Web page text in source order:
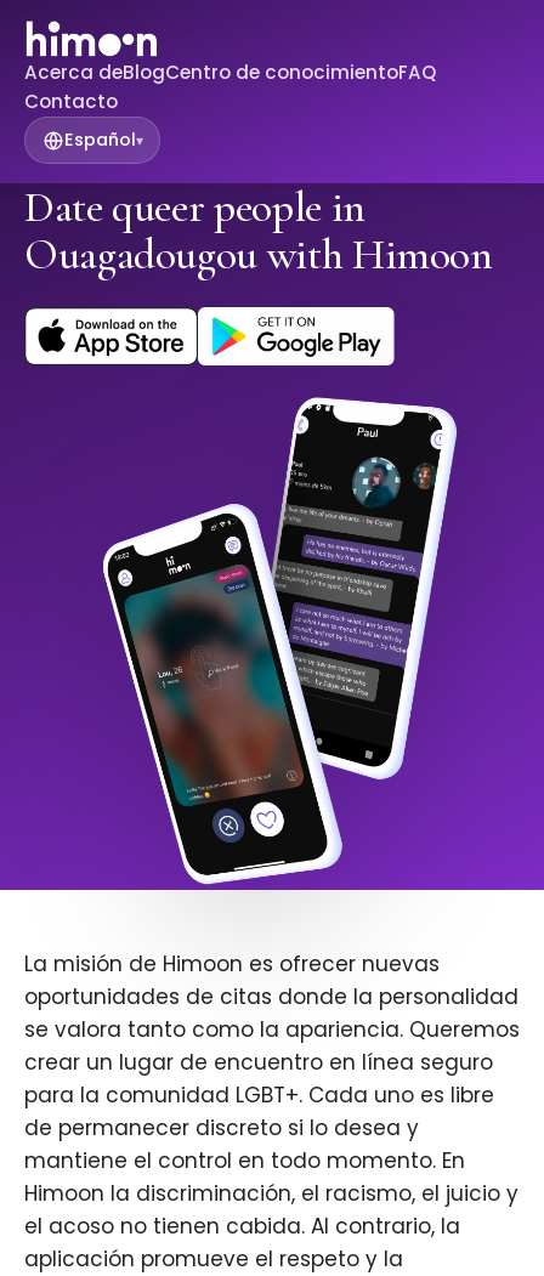
Acerca deBlogCentro de conocimientoFAQ
Contacto
Español▾
Date queer people in
Ouagadougou with Himoon
La misión de Himoon es ofrecer nuevas
oportunidades de citas donde la personalidad
se valora tanto como la apariencia. Queremos
crear un lugar de encuentro en línea seguro
para la comunidad LGBT+. Cada uno es libre
de permanecer discreto si lo desea y
mantiene el control en todo momento. En
Himoon la discriminación, el racismo, el juicio y
el acoso no tienen cabida. Al contrario, la
aplicación promueve el respeto y la